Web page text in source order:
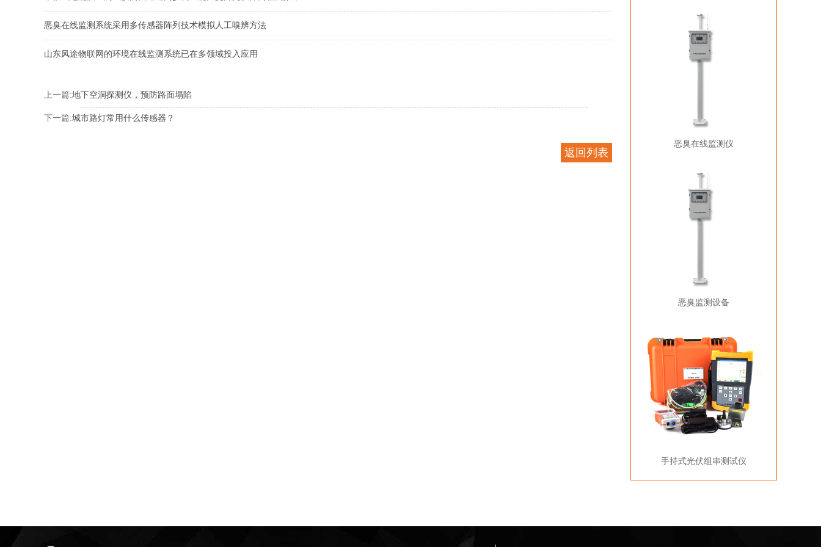
恶臭在线监测系统采用多传感器阵列技术模拟人工嗅辨方法
山东风途物联网的环境在线监测系统已在多领域投入应用
上一篇:地下空洞探测仪，预防路面塌陷
下一篇:城市路灯常用什么传感器？
返回列表
恶臭在线监测仪
恶臭监测设备
手持式光伏组串测试仪